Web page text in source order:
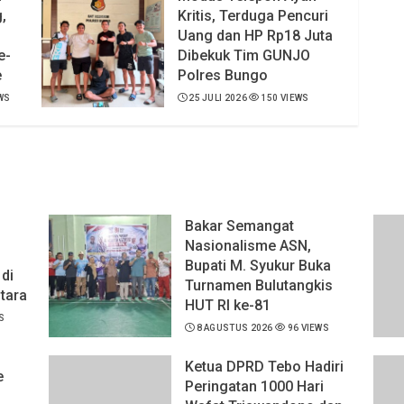
Kritis, Terduga Pencuri
Uang dan HP Rp18 Juta
Dibekuk Tim GUNJO
Polres Bungo
25 JULI 2026 150 VIEWS
Bakar Semangat
Nasionalisme ASN,
Bupati M. Syukur Buka
Turnamen Bulutangkis
HUT RI ke-81
8 AGUSTUS 2026 96 VIEWS
Ketua DPRD Tebo Hadiri
Peringatan 1000 Hari